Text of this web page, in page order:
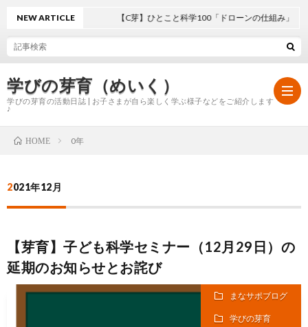
学びの芽育（めいく）
学びの芽育の活動日誌 | お子さまが自ら楽しく学ぶ様子などをご紹介します
♪
び
NEW ARTICLE 【C芽】ひとこと科学100「ドローンの仕組み」
HOME 0年
2021年12月
【芽育】子ども科学セミナー（12月29日）の
延期のお知らせとお詫び
まなサポブログ
学びの芽育